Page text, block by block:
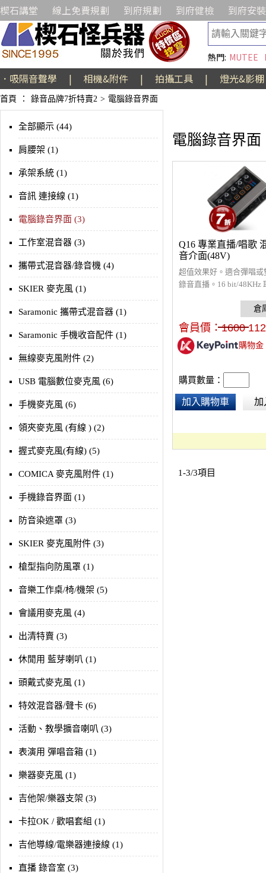
楔石講堂 線上免費規劃 到府規劃 到府健檢 到府安裝
熱門: MUTEE
．吸隔音聲學 | 相機&附件 | 拍攝工具 | 燈光&影棚
首頁 ： 錄音品牌7折特賣2 > 電腦錄音界面
全部顯示 (44)
肩腰架 (1)
承架系統 (1)
音訊 連接線 (1)
電腦錄音界面 (3)
工作室混音器 (3)
攜帶式混音器/錄音機 (4)
SKIER 麥克風 (1)
Saramonic 攜帶式混音器 (1)
Saramonic 手機收音配件 (1)
無線麥克風附件 (2)
USB 電腦數位麥克風 (6)
手機麥克風 (6)
領夾麥克風 (有線 ) (2)
握式麥克風(有線) (5)
COMICA 麥克風附件 (1)
手機錄音界面 (1)
防音染遮罩 (3)
SKIER 麥克風附件 (3)
槍型指向防風罩 (1)
音樂工作桌/椅/機架 (5)
會議用麥克風 (4)
出清特賣 (3)
休閒用 藍芽喇叭 (1)
頭戴式麥克風 (1)
特效混音器/聲卡 (6)
活動、教學擴音喇叭 (3)
表演用 彈唱音箱 (1)
樂器麥克風 (1)
吉他架/樂器支架 (3)
卡拉OK / 歡唱套組 (1)
吉他導線/電樂器連接線 (1)
直播 錄音室 (3)
電腦錄音界面
Q16 專業直播/唱歌
音介面(48V)
超值效果好。適合彈唱或
錄音直播。16 bit/48KHz
切成吉他樂器輸入，可
用高品質電容麥克風。具
果。一耳機監聽孔，可用
手機或電腦。2組輸出。
會員價：1600
購物金
購買數量：
加入購物車 加
1-3/3項目